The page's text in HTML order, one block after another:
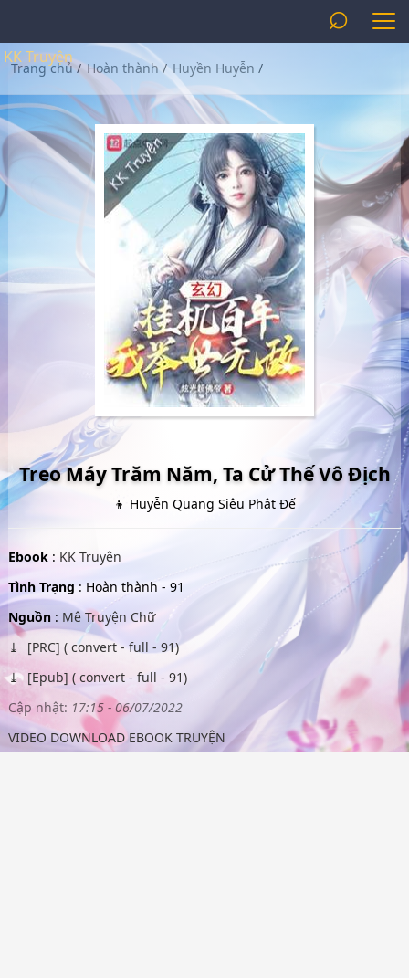
KK Truyện
⌕
Trang chủ/ Hoàn thành/ Huyền Huyễn /
Treo Máy Trăm Năm, Ta Cử Thế Vô Địch
👦 Huyễn Quang Siêu Phật Đế
Ebook : KK Truyện
Tình Trạng : Hoàn thành - 91
Nguồn: Mê Truyện Chữ
[PRC] ( convert - full - 91)
[Epub] ( convert - full - 91)
Cập nhật: 17:15 - 06/07/2022
VIDEO DOWNLOAD EBOOK TRUYỆN